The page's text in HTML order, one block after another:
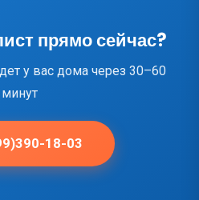
прямо сейчас?
у вас дома через 30–60
минут
18-03